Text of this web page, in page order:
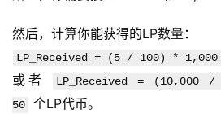
然后，计算你能获得的LP数量：
LP_Received = (5 / 100) *
或者
LP_Received = (10,000
50
个LP代币。